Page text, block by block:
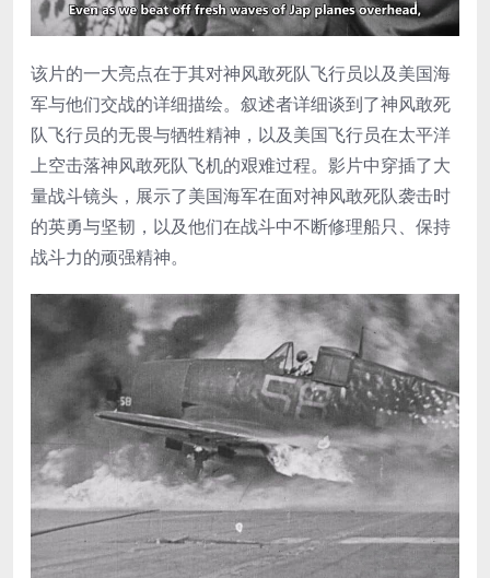
该片的一大亮点在于其对神风敢死队飞行员以及美国海
军与他们交战的详细描绘。叙述者详细谈到了神风敢死
队飞行员的无畏与牺牲精神，以及美国飞行员在太平洋
上空击落神风敢死队飞机的艰难过程。影片中穿插了大
量战斗镜头，展示了美国海军在面对神风敢死队袭击时
的英勇与坚韧，以及他们在战斗中不断修理船只、保持
战斗力的顽强精神。